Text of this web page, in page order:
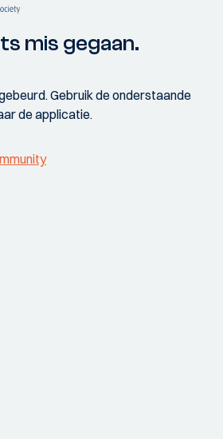
mis gegaan.
Gebruik de onderstaande
de applicatie.